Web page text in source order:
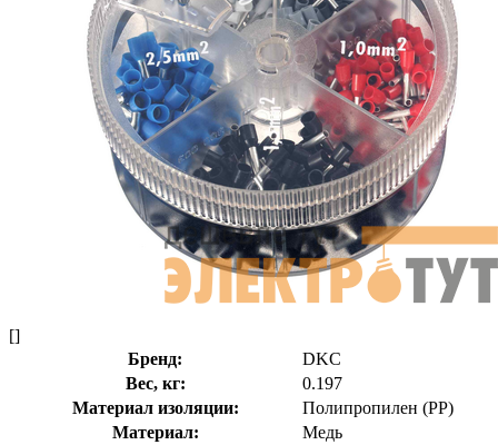
[]
Бренд:
DKC
Вес, кг:
0.197
Материал изоляции:
Полипропилен (PP)
Материал:
Медь